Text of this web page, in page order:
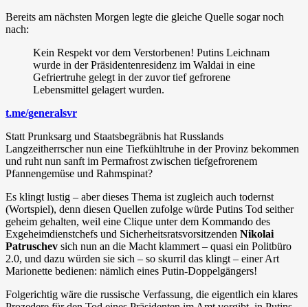
Bereits am nächsten Morgen legte die gleiche Quelle sogar noch
nach:
Kein Respekt vor dem Verstorbenen! Putins Leichnam
wurde in der Präsidentenresidenz im Waldai in eine
Gefriertruhe gelegt in der zuvor tief gefrorene
Lebensmittel gelagert wurden.
t.me/generalsvr
Statt Prunksarg und Staatsbegräbnis hat Russlands
Langzeitherrscher nun eine Tiefkühltruhe in der Provinz bekommen
und ruht nun sanft im Permafrost zwischen tiefgefrorenem
Pfannengemüse und Rahmspinat?
Es klingt lustig – aber dieses Thema ist zugleich auch todernst
(Wortspiel), denn diesen Quellen zufolge würde Putins Tod seither
geheim gehalten, weil eine Clique unter dem Kommando des
Exgeheimdienstchefs und Sicherheitsratsvorsitzenden Nikolai
Patruschev sich nun an die Macht klammert – quasi ein Politbüro
2.0, und dazu würden sie sich – so skurril das klingt – einer Art
Marionette bedienen: nämlich eines Putin-Doppelgängers!
Folgerichtig wäre die russische Verfassung, die eigentlich ein klares